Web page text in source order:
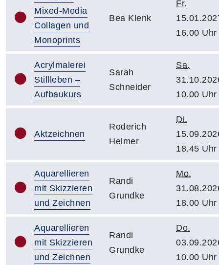
Mixed-Media
Collagen und
Monoprints
Bea Klenk
Fr.
16.00 Uhr
Acrylmalerei
Stillleben –
Aufbaukurs
Sarah
Schneider
Sa.
10.00 Uhr
Aktzeichnen
Roderich
Helmer
Di.
18.45 Uhr
Aquarellieren
mit Skizzieren
und Zeichnen
Randi
Grundke
Mo.
18.00 Uhr
Aquarellieren
mit Skizzieren
und Zeichnen
Randi
Grundke
Do.
10.00 Uhr